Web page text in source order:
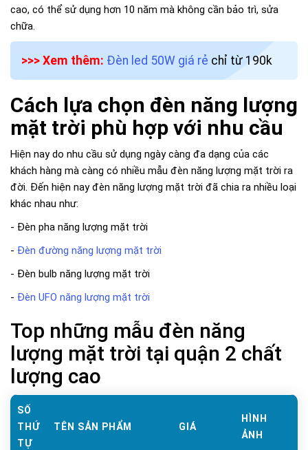
cao, có thể sử dụng hơn 10 năm mà không cần bảo trì, sửa
chữa.
>>> Xem thêm: Đèn led 50W giá rẻ chỉ từ 190k
Cách lựa chọn đèn năng lượng
mặt trời phù hợp với nhu cầu
Hiện nay do nhu cầu sử dụng ngày càng đa dạng của các
khách hàng mà càng có nhiều mẫu đèn năng lượng mặt trời ra
đời. Đến hiện nay đèn năng lượng mặt trời đã chia ra nhiều loại
khác nhau như:
- Đèn pha năng lượng mặt trời
- Đèn đường năng lượng mặt trời
- Đèn bulb năng lượng mặt trời
- Đèn UFO năng lượng mặt trời
Top những mẫu đèn năng
lượng mặt trời tại quận 2 chất
lượng cao
SỐ
THỨ
TỰ
TÊN SẢN PHẨM GIÁ
HÌNH
ẢNH